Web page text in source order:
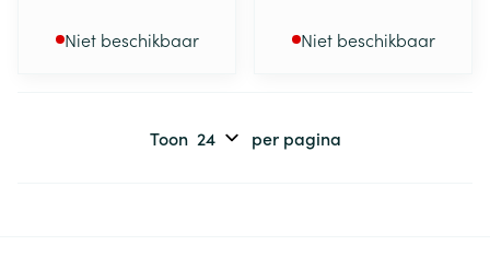
Niet beschikbaar Niet beschikbaar
Toon per pagina